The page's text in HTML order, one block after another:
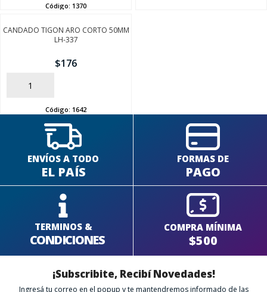
Código: 1370
CANDADO TIGON ARO CORTO 50MM
LH-337
$176
AÑADIR
Código: 1642
ENVÍOS A TODO
EL PAÍS
FORMAS DE
PAGO
TERMINOS &
CONDICIONES
COMPRA MÍNIMA
$500
¡Subscribite, Recibí Novedades!
Ingresá tu correo en el popup y te mantendremos informado de las